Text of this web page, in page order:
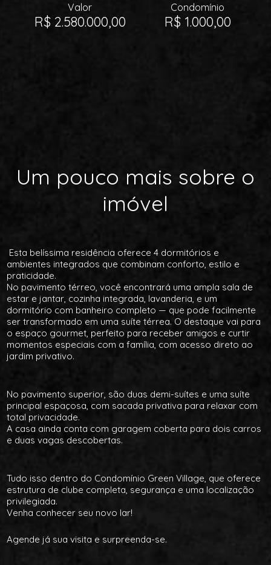
Valor
R$ 2.580.000,00
Condomínio
R$ 1.000,00
Um pouco mais sobre o
imóvel
Esta belíssima residência oferece 4 dormitórios e
ambientes integrados que combinam conforto, estilo e
praticidade.
No pavimento térreo, você encontrará uma ampla sala de
estar e jantar, cozinha integrada, lavanderia, e um
dormitório com banheiro completo — que pode facilmente
ser transformado em uma suíte térrea. O destaque vai para
o espaço gourmet, perfeito para receber amigos e curtir
momentos especiais com a família, com acesso direto ao
jardim privativo.
No pavimento superior, são duas demi-suítes e uma suíte
principal espaçosa, com sacada privativa para relaxar com
total privacidade.
A casa ainda conta com garagem coberta para dois carros
e duas vagas descobertas.
Tudo isso dentro do Condomínio Green Village, que oferece
estrutura de clube completa, segurança e uma localização
privilegiada.
Venha conhecer seu novo lar!
Agende já sua visita e surpreenda-se.